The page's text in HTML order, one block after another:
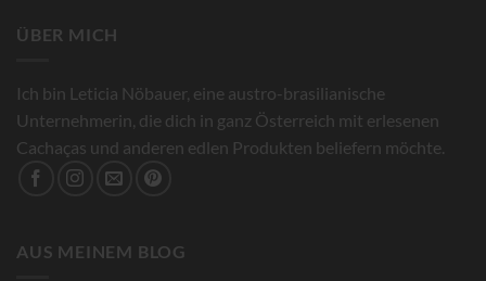
ÜBER MICH
Ich bin Leticia Nöbauer, eine austro-brasilianische
Unternehmerin, die dich in ganz Österreich mit erlesenen
Cachaças und anderen edlen Produkten beliefern möchte.
AUS MEINEM BLOG